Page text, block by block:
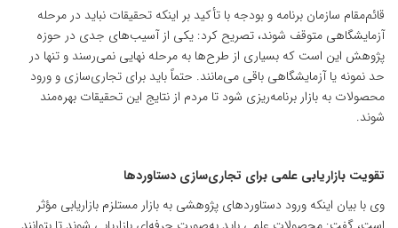
قائم‌مقام سازمان برنامه و بودجه با تأکید بر اینکه تحقیقات نباید در مرحله
آزمایشگاهی متوقف شوند، تصریح کرد: یکی از آسیب‌های جدی در حوزه
پژوهش این است که بسیاری از طرح‌ها به مرحله نهایی نمی‌رسند و تنها در
حد نمونه یا آزمایشگاهی باقی می‌مانند. حتماً باید برای تجاری‌سازی و ورود
محصولات به بازار برنامه‌ریزی شود تا مردم از نتایج این تحقیقات بهره‌مند
شوند.
تقویت بازاریابی علمی برای تجاری‌سازی دستاوردها
وی با بیان اینکه ورود دستاوردهای پژوهشی به بازار مستلزم بازاریابی مؤثر